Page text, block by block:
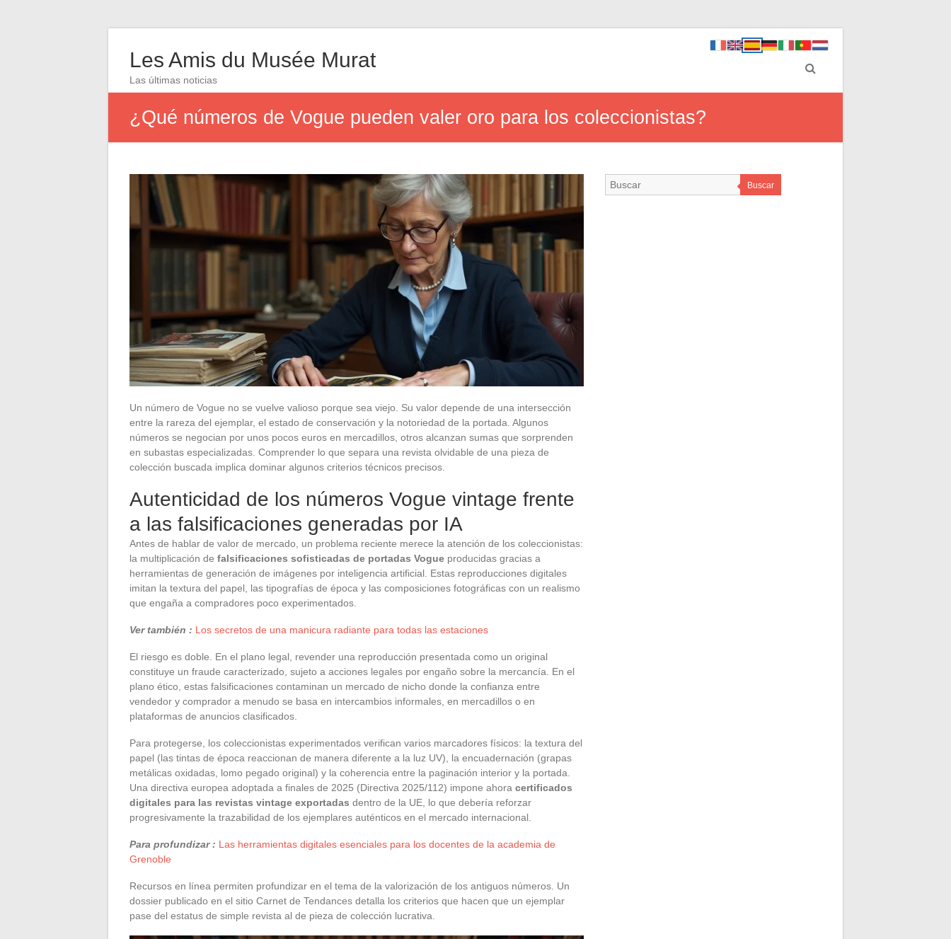
Les Amis du Musée Murat
Las últimas noticias
¿Qué números de Vogue pueden valer oro para los coleccionistas?
Un número de Vogue no se vuelve valioso porque sea viejo. Su valor depende de una intersección
entre la rareza del ejemplar, el estado de conservación y la notoriedad de la portada. Algunos
números se negocian por unos pocos euros en mercadillos, otros alcanzan sumas que sorprenden
en subastas especializadas. Comprender lo que separa una revista olvidable de una pieza de
colección buscada implica dominar algunos criterios técnicos precisos.
Autenticidad de los números Vogue vintage frente
a las falsificaciones generadas por IA
Antes de hablar de valor de mercado, un problema reciente merece la atención de los coleccionistas:
la multiplicación de falsificaciones sofisticadas de portadas Vogue producidas gracias a
herramientas de generación de imágenes por inteligencia artificial. Estas reproducciones digitales
imitan la textura del papel, las tipografías de época y las composiciones fotográficas con un realismo
que engaña a compradores poco experimentados.
Ver también : Los secretos de una manicura radiante para todas las estaciones
El riesgo es doble. En el plano legal, revender una reproducción presentada como un original
constituye un fraude caracterizado, sujeto a acciones legales por engaño sobre la mercancía. En el
plano ético, estas falsificaciones contaminan un mercado de nicho donde la confianza entre
vendedor y comprador a menudo se basa en intercambios informales, en mercadillos o en
plataformas de anuncios clasificados.
Para protegerse, los coleccionistas experimentados verifican varios marcadores físicos: la textura del
papel (las tintas de época reaccionan de manera diferente a la luz UV), la encuadernación (grapas
metálicas oxidadas, lomo pegado original) y la coherencia entre la paginación interior y la portada.
Una directiva europea adoptada a finales de 2025 (Directiva 2025/112) impone ahora certificados
digitales para las revistas vintage exportadas dentro de la UE, lo que debería reforzar
progresivamente la trazabilidad de los ejemplares auténticos en el mercado internacional.
Para profundizar : Las herramientas digitales esenciales para los docentes de la academia de
Grenoble
Recursos en línea permiten profundizar en el tema de la valorización de los antiguos números. Un
dossier publicado en el sitio Carnet de Tendances detalla los criterios que hacen que un ejemplar
pase del estatus de simple revista al de pieza de colección lucrativa.
Buscar